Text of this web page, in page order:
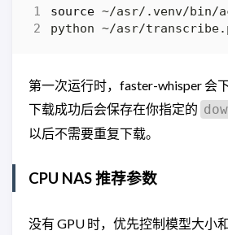
source
第一次运行时，faster-whisper 会
下载成功后会保存在你指定的
以后不需要重复下载。
CPU NAS 推荐参数
没有 GPU 时，优先控制模型大小